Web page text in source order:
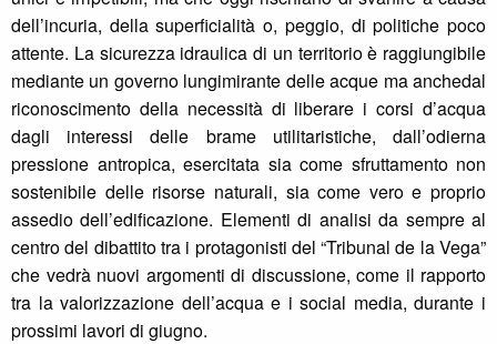
dell’incuria, della superficialità o, peggio, di politiche poco
attente. La sicurezza idraulica di un territorio è raggiungibile
mediante un governo lungimirante delle acque ma anchedal
riconoscimento della necessità di liberare i corsi d’acqua
dagli interessi delle brame utilitaristiche, dall’odierna
pressione antropica, esercitata sia come sfruttamento non
sostenibile delle risorse naturali, sia come vero e proprio
assedio dell’edificazione. Elementi di analisi da sempre al
centro del dibattito tra i protagonisti del “Tribunal de la Vega”
che vedrà nuovi argomenti di discussione, come il rapporto
tra la valorizzazione dell’acqua e i social media, durante i
prossimi lavori di giugno.